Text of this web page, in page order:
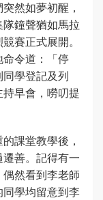
然如夢初醒，
鐘聲猶如馬拉
賽正式展開。
令道：「停
學登記及列
早會，嘮叨提
課堂教學後，
善。記得有一
然看到李老師
學均留意到李